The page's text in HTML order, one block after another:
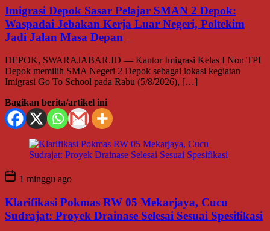
Imigrasi Depok Sasar Pelajar SMAN 2 Depok:
Waspadai Jebakan Kerja Luar Negeri, Poltekim
Jadi Jalan Masa Depan
DEPOK, SWARAJABAR.ID — Kantor Imigrasi Kelas I Non TPI
Depok memilih SMA Negeri 2 Depok sebagai lokasi kegiatan
Imigrasi Go To School pada Rabu (5/8/2026), […]
Bagikan berita/artikel ini
1 minggu ago
Klarifikasi Pokmas RW 05 Mekarjaya, Cucu
Sudrajat: Proyek Drainase Selesai Sesuai Spesifikasi